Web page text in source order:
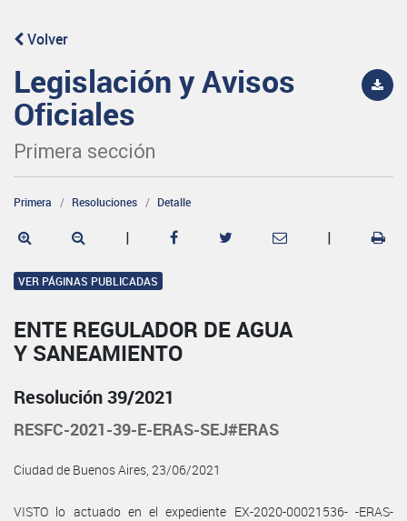
Volver
Legislación y Avisos
Oficiales
Primera sección
Primera Resoluciones Detalle
| |
VER PÁGINAS PUBLICADAS
ENTE REGULADOR DE AGUA
Y SANEAMIENTO
Resolución 39/2021
RESFC-2021-39-E-ERAS-SEJ#ERAS
Ciudad de Buenos Aires, 23/06/2021
VISTO lo actuado en el expediente EX-2020-00021536- -ERAS-